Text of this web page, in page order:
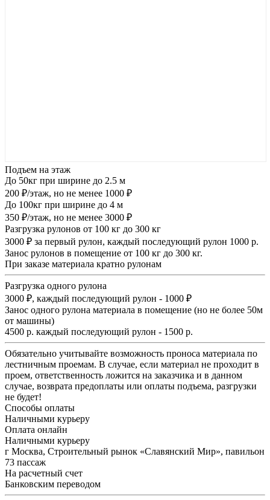
Подъем на этаж
До 50кг при ширине до 2.5 м
200 ₽/этаж, но не менее 1000 ₽
До 100кг при ширине до 4 м
350 ₽/этаж, но не менее 3000 ₽
Разгрузка рулонов от 100 кг до 300 кг
3000 ₽ за первый рулон, каждый последующий рулон 1000 р.
Занос рулонов в помещение от 100 кг до 300 кг.
При заказе материала кратно рулонам
Разгрузка одного рулона
3000 ₽, каждый последующий рулон - 1000 ₽
Занос одного рулона материала в помещение (но не более 50м
от машины)
4500 р. каждый последующий рулон - 1500 р.
Обязательно учитывайте возможность проноса материала по
лестничным проемам. В случае, если материал не проходит в
проем, ответственность ложится на заказчика и в данном
случае, возврата предоплаты или оплаты подъема, разгрузки
не будет!
Способы оплаты
Наличными курьеру
Оплата онлайн
Наличными курьеру
г Москва, Строительный рынок «Славянский Мир», павильон
73 пассаж
На расчетный счет
Банковским переводом